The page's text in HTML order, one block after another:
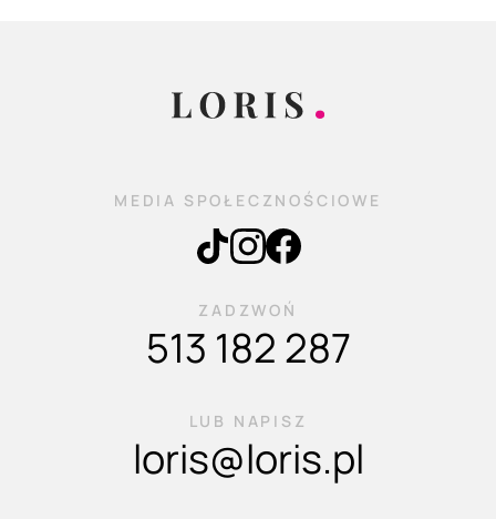
MEDIA SPOŁECZNOŚCIOWE
ZADZWOŃ
513 182 287
LUB NAPISZ
loris@loris.pl